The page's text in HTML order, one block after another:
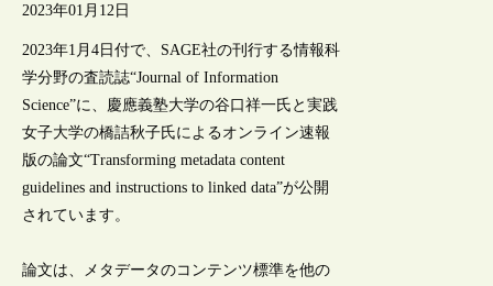
2023年01月12日
2023年1月4日付で、SAGE社の刊行する情報科
学分野の査読誌“Journal of Information
Science”に、慶應義塾大学の谷口祥一氏と実践
女子大学の橋詰秋子氏によるオンライン速報
版の論文“Transforming metadata content
guidelines and instructions to linked data”が公開
されています。
論文は、メタデータのコンテンツ標準を他の